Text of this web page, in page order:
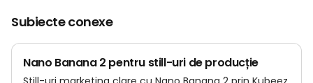
Subiecte conexe
Nano Banana 2 pentru still-uri de producție